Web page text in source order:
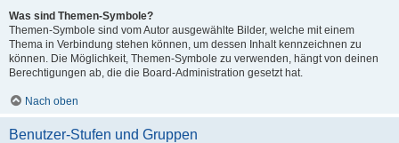
Was sind Themen-Symbole?
Themen-Symbole sind vom Autor ausgewählte Bilder, welche mit einem
Thema in Verbindung stehen können, um dessen Inhalt kennzeichnen zu
können. Die Möglichkeit, Themen-Symbole zu verwenden, hängt von deinen
Berechtigungen ab, die die Board-Administration gesetzt hat.
Nach oben
Benutzer-Stufen und Gruppen